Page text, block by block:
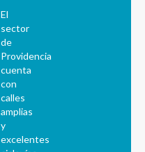
El
sector
de
Providencia
cuenta
con
calles
amplias
y
excelentes